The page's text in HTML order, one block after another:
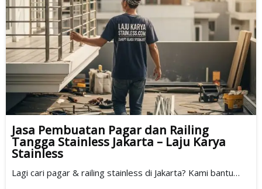
Jasa Pembuatan Pagar dan Railing
Tangga Stainless Jakarta – Laju Karya
Stainless
Lagi cari pagar & railing stainless di Jakarta? Kami bantu…